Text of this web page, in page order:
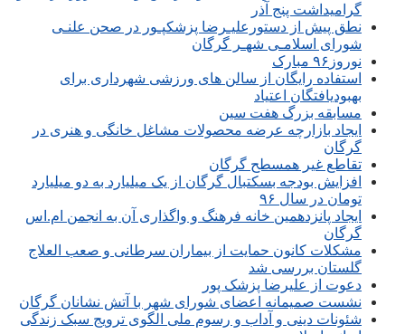
گرامیداشت پنج آذر
نطق پیش از دستورعلیـرضا پزشکپـور در صحن علنـی
شورای اسلامـی شهـر گرگان
نوروز۹۶ مبارک
استفاده رایگان از سالن های ورزشی شهرداری برای
بهبودیافتگان اعتیاد
مسابقه بزرگ هفت سین
ایجاد بازارچه عرضه محصولات مشاغل خانگی و هنری در
گرگان
تقاطع غیر همسطح گرگان
افزایش بودجه بسکتبال گرگان از یک میلیارد به دو میلیارد
تومان در سال ۹۶
ایجاد پانزدهمین خانه فرهنگ و واگذاری آن به انجمن ام.اس
گرگان
مشکلات کانون حمایت از بیماران سرطانی و صعب العلاج
گلستان بررسی شد
دعوت از علیرضا پزشک پور
نشست صمیمانه اعضای شورای شهر با آتش نشانان گرگان
شئونات دینی و آداب و رسوم ملی الگوی ترویج سبک زندگی